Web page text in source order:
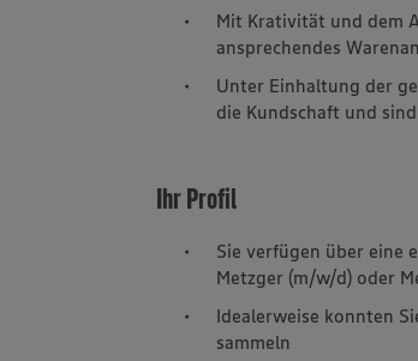
Mit Krativität und dem
ansprechendes
Unter Einhaltung der
die Kundschaft und
Ihr Profil
Sie verfügen über eine
Metzger (m/w/d) oder
Idealerweise konnten
sammeln